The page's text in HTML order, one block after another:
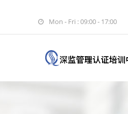
Mon - Fri : 09:00 - 17:00